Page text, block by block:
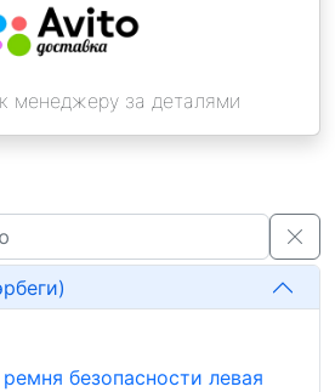
менеджеру за деталями
безопасности левая